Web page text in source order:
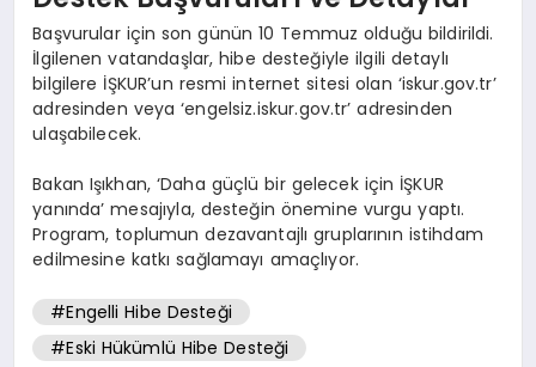
Başvurular için son günün 10 Temmuz olduğu bildirildi.
İlgilenen vatandaşlar, hibe desteğiyle ilgili detaylı
bilgilere İŞKUR’un resmi internet sitesi olan ‘iskur.gov.tr’
adresinden veya ‘engelsiz.iskur.gov.tr’ adresinden
ulaşabilecek.
Bakan Işıkhan, ‘Daha güçlü bir gelecek için İŞKUR
yanında’ mesajıyla, desteğin önemine vurgu yaptı.
Program, toplumun dezavantajlı gruplarının istihdam
edilmesine katkı sağlamayı amaçlıyor.
#Engelli Hibe Desteği
#Eski Hükümlü Hibe Desteği